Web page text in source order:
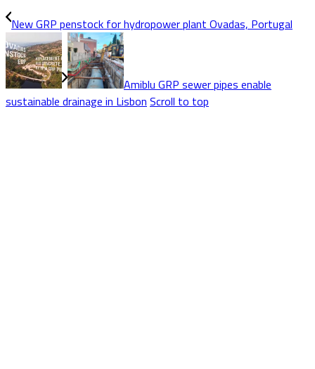
New GRP penstock for hydropower plant Ovadas, Portugal
Amiblu GRP sewer pipes enable
sustainable drainage in Lisbon Scroll to top